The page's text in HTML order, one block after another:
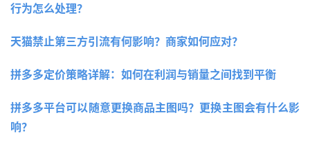
行为怎么处理？
天猫禁止第三方引流有何影响？商家如何应对？
拼多多定价策略详解：如何在利润与销量之间找到平衡
拼多多平台可以随意更换商品主图吗？更换主图会有什么影
响？